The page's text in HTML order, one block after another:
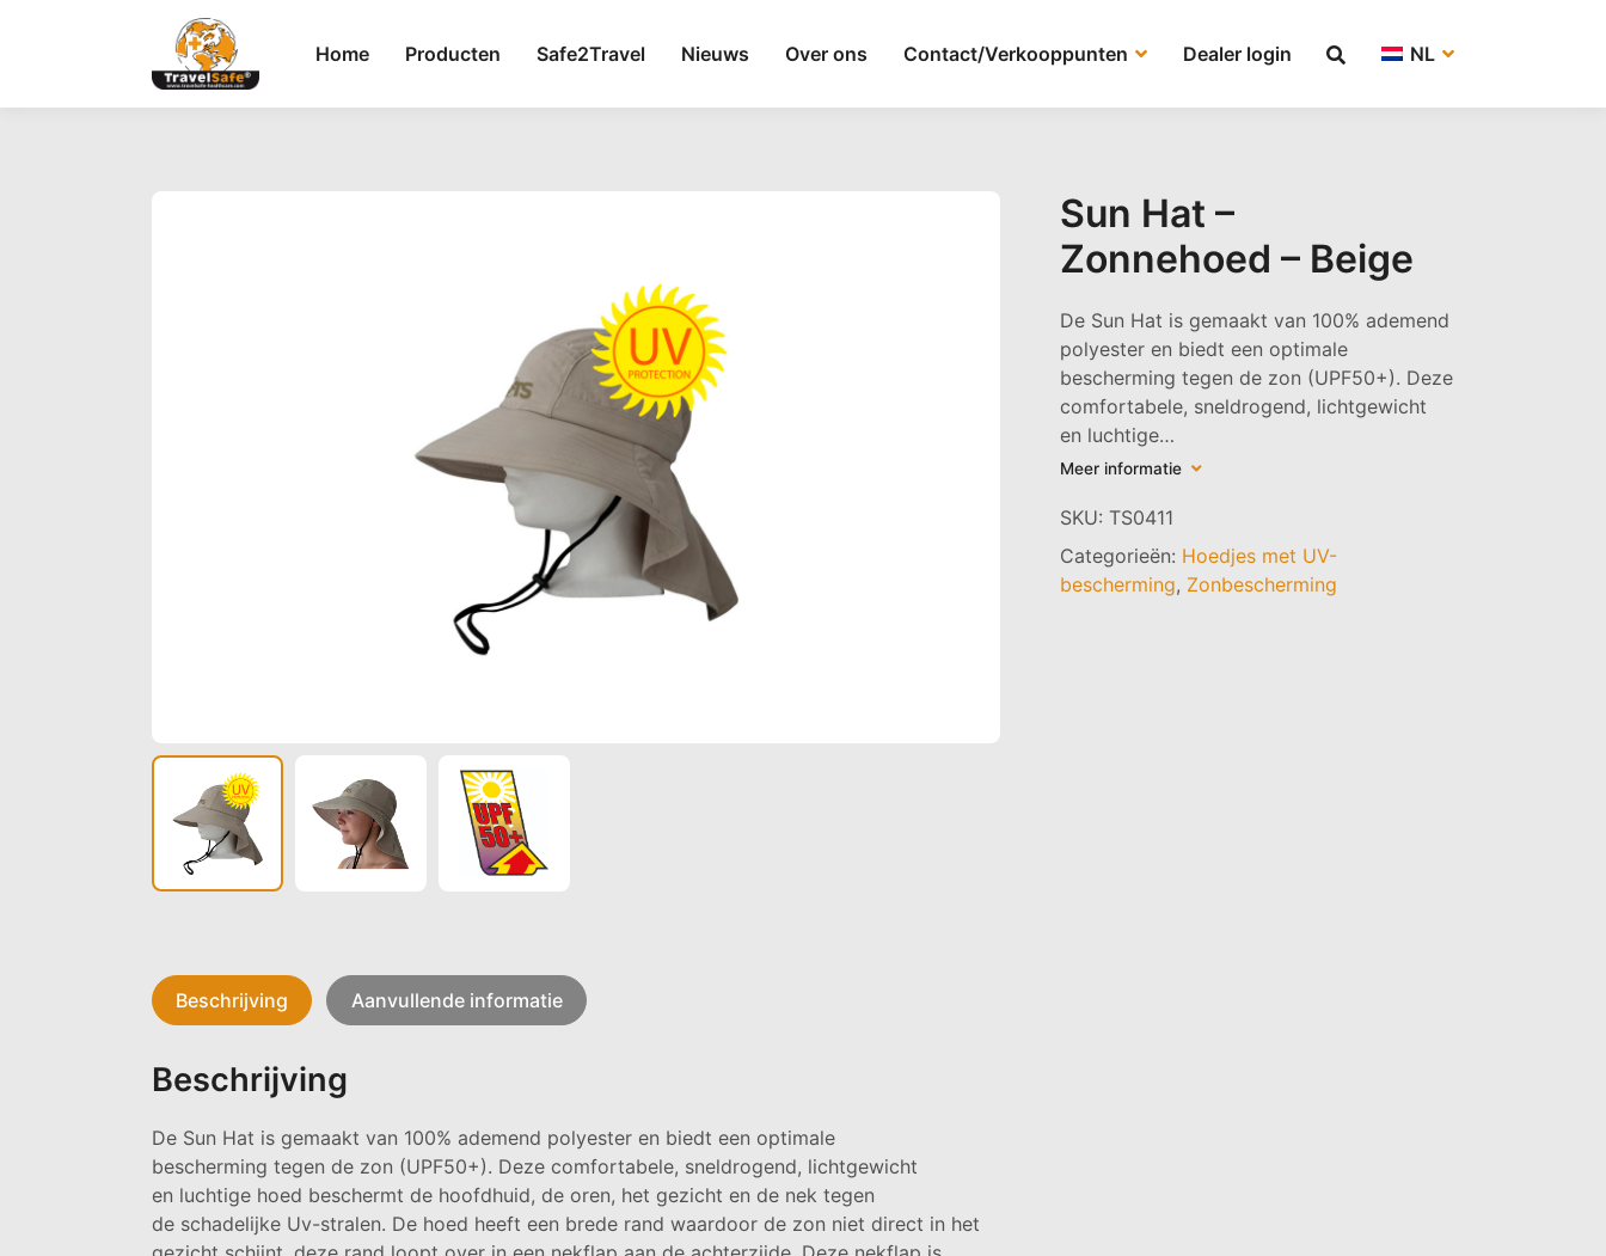
Home Producten Safe2Travel Nieuws Over ons Contact/Verkooppunten Dealer login NL
Sun Hat –
Zonnehoed – Beige
De Sun Hat is gemaakt van 100% ademend
polyester en biedt een optimale
bescherming tegen de zon (UPF50+). Deze
comfortabele, sneldrogend, lichtgewicht
en luchtige…
Meer informatie
SKU: TS0411
Categorieën: Hoedjes met UV-
bescherming, Zonbescherming
Beschrijving Aanvullende informatie
Beschrijving
De Sun Hat is gemaakt van 100% ademend polyester en biedt een optimale
bescherming tegen de zon (UPF50+). Deze comfortabele, sneldrogend, lichtgewicht
en luchtige hoed beschermt de hoofdhuid, de oren, het gezicht en de nek tegen
de schadelijke Uv-stralen. De hoed heeft een brede rand waardoor de zon niet direct in het